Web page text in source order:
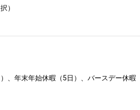
）
、年末年始休暇（5日）、バースデー休